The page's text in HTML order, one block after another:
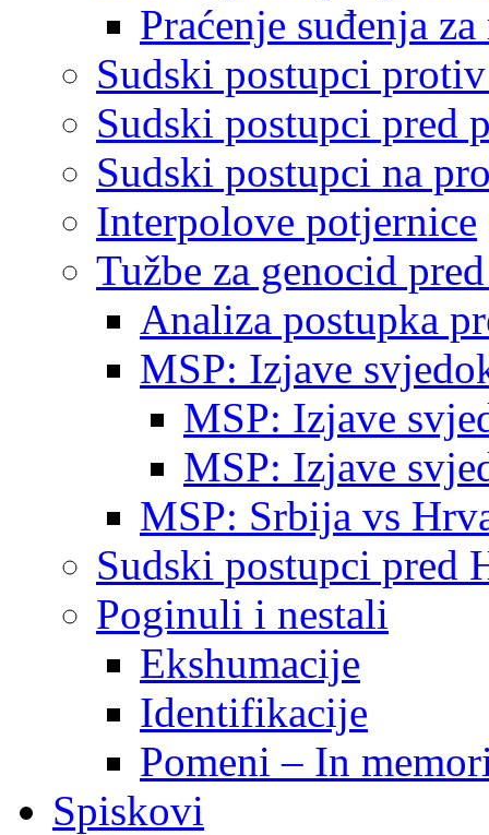
Praćenje suđenja
Sudski postupci
Sudski postupci pred
Sudski postupci na
Interpolove potjernice
Tužbe za genocid
Analiza postupka
MSP: Izjave
MSP: Izjave
MSP: Izjave
MSP: Srbija vs
Sudski postupci pred
Poginuli i nestali
Ekshumacije
Identifikacije
Pomeni – In
Spiskovi